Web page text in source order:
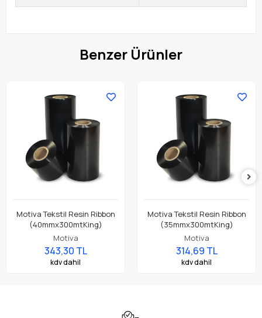
Benzer Ürünler
Motiva Tekstil Resin Ribbon
(40mmx300mtKing)
Motiva
343,30 TL
kdv dahil
Motiva Tekstil Resin Ribbon
(35mmx300mtKing)
Motiva
314,69 TL
kdv dahil